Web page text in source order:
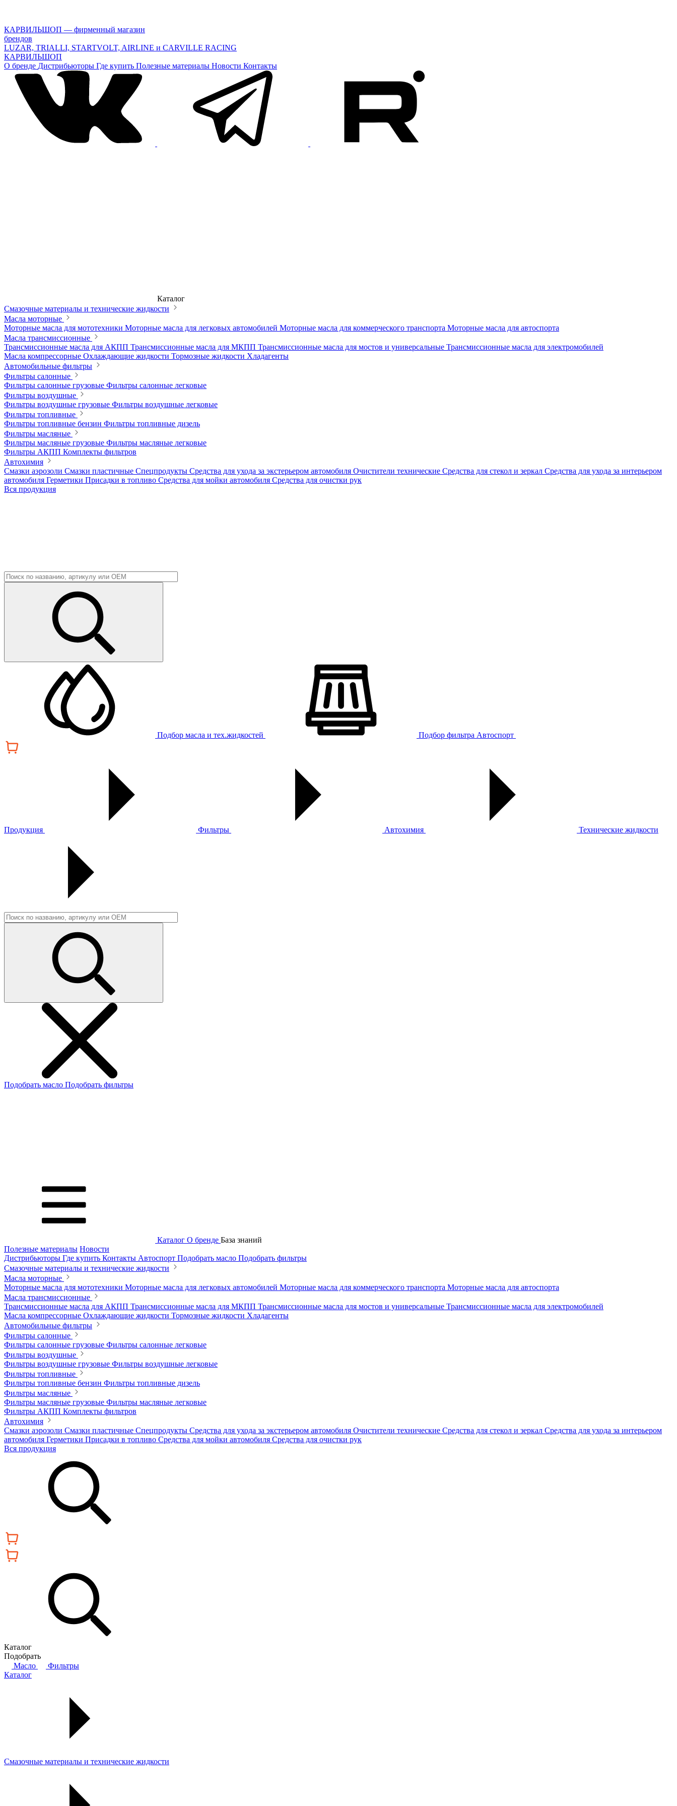
КАРВИЛЬШОП — фирменный магазин
брендов
LUZAR, TRIALLI, STARTVOLT, AIRLINE и CARVILLE RACING
КАРВИЛЬШОП
О бренде Дистрибьюторы Где купить Полезные материалы Новости Контакты
Каталог
Смазочные материалы и технические жидкости
Масла моторные
Моторные масла для мототехники Моторные масла для легковых автомобилей Моторные масла для коммерческого транспорта Моторные масла для автоспорта
Масла трансмиссионные
Трансмиссионные масла для АКПП Трансмиссионные масла для МКПП Трансмиссионные масла для мостов и универсальные Трансмиссионные масла для электромобилей
Масла компрессорные Охлаждающие жидкости Тормозные жидкости Хладагенты
Автомобильные фильтры
Фильтры салонные
Фильтры салонные грузовые Фильтры салонные легковые
Фильтры воздушные
Фильтры воздушные грузовые Фильтры воздушные легковые
Фильтры топливные
Фильтры топливные бензин Фильтры топливные дизель
Фильтры масляные
Фильтры масляные грузовые Фильтры масляные легковые
Фильтры АКПП Комплекты фильтров
Автохимия
Смазки аэрозоли Смазки пластичные Спецпродукты Средства для ухода за экстерьером автомобиля Очистители технические Средства для стекол и зеркал Средства для ухода за интерьером
автомобиля Герметики Присадки в топливо Средства для мойки автомобиля Средства для очистки рук
Вся продукция
Подбор масла и тех.жидкостей Подбор фильтра Автоспорт
Продукция Фильтры Автохимия Технические жидкости
Подобрать масло Подобрать фильтры
Каталог О бренде База знаний
Полезные материалы Новости
Дистрибьюторы Где купить Контакты Автоспорт Подобрать масло Подобрать фильтры
Смазочные материалы и технические жидкости
Масла моторные
Моторные масла для мототехники Моторные масла для легковых автомобилей Моторные масла для коммерческого транспорта Моторные масла для автоспорта
Масла трансмиссионные
Трансмиссионные масла для АКПП Трансмиссионные масла для МКПП Трансмиссионные масла для мостов и универсальные Трансмиссионные масла для электромобилей
Масла компрессорные Охлаждающие жидкости Тормозные жидкости Хладагенты
Автомобильные фильтры
Фильтры салонные
Фильтры салонные грузовые Фильтры салонные легковые
Фильтры воздушные
Фильтры воздушные грузовые Фильтры воздушные легковые
Фильтры топливные
Фильтры топливные бензин Фильтры топливные дизель
Фильтры масляные
Фильтры масляные грузовые Фильтры масляные легковые
Фильтры АКПП Комплекты фильтров
Автохимия
Смазки аэрозоли Смазки пластичные Спецпродукты Средства для ухода за экстерьером автомобиля Очистители технические Средства для стекол и зеркал Средства для ухода за интерьером
автомобиля Герметики Присадки в топливо Средства для мойки автомобиля Средства для очистки рук
Вся продукция
Каталог
Подобрать
Масло
Фильтры
Каталог
Смазочные материалы и технические жидкости